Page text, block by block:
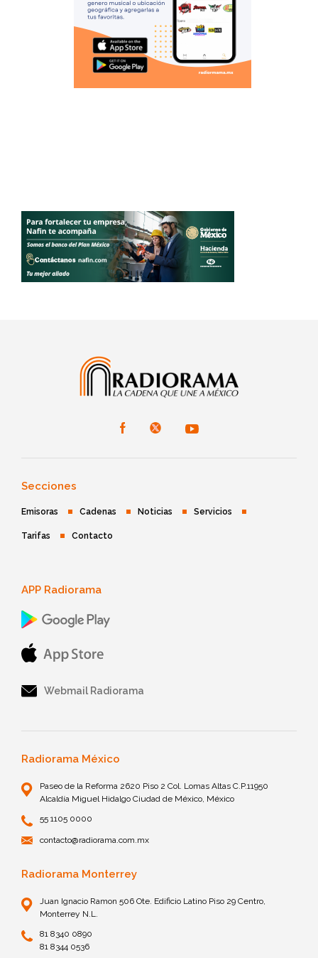
Secciones
Emisoras Cadenas Noticias Servicios
Tarifas Contacto
APP Radiorama
Webmail Radiorama
Radiorama México
Paseo de la Reforma 2620 Piso 2 Col. Lomas Altas C.P.11950
Alcaldía Miguel Hidalgo Ciudad de México, México
55 1105 0000
contacto@radiorama.com.mx
Radiorama Monterrey
Juan Ignacio Ramon 506 Ote. Edificio Latino Piso 29 Centro,
Monterrey N.L.
81 8340 0890
81 8344 0536